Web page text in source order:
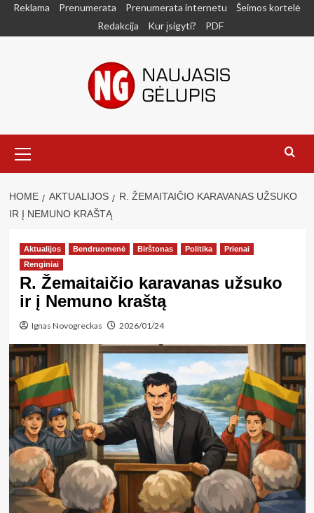
SkipReklama Prenumerata Prenumerata internetu
Šeimos kortelė
Redakcija
Kur įsigyti? PDF
Menu
HOME AKTUALIJOS
R. ŽEMAITAIČIO KARAVANAS UŽSUKO
IR Į NEMUNO KRAŠTĄ
Aktualijos Bendruomenė Birštonas Politika
Prienai
Renginiai
R. Žemaitaičio karavanas užsuko
ir į Nemuno kraštą
Ignas Novogreckas 2026/01/24